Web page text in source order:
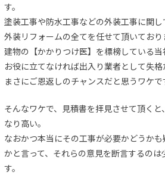
す。
塗装工事や防水工事などの外装工事に関し
外装リフォームの全てを任せて頂いており
建物の【かかりつけ医】を標榜している
お役に立てなければ出入り業者として失格
まさにご恩返しのチャンスだと思うワケで
そんなワケで、見積書を拝見させて頂く
なり高い。
なおかつ本当にその工事が必要かどうかも
かと言って、それらの意見を断言するの
す。